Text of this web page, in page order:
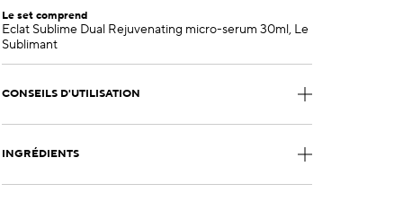
Le set comprend
Eclat Sublime Dual Rejuvenating micro-serum 30ml, Le
Sublimant
CONSEILS D'UTILISATION
INGRÉDIENTS